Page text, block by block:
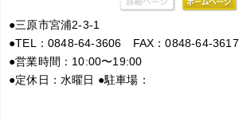
●三原市宮浦2-3-1
●TEL：0848-64-3606 FAX：0848-64-3617
●営業時間：10:00〜19:00
●定休日：水曜日 ●駐車場：